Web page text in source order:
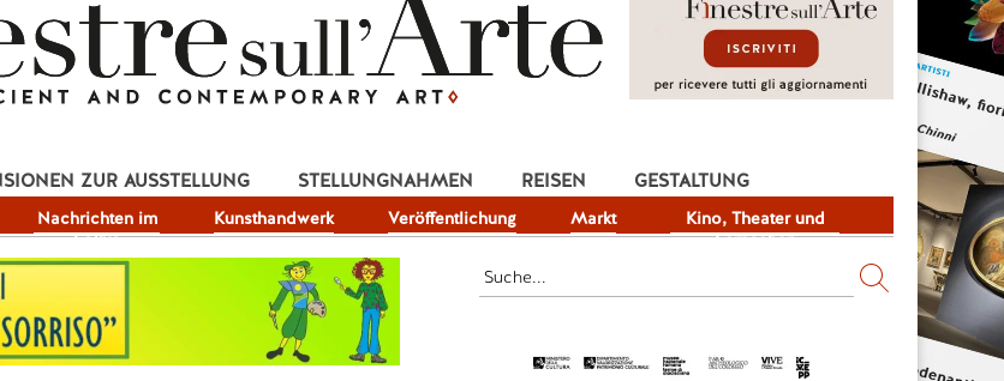
Nachrichten im
Fokus
Kunsthandwerk Veröffentlichung Markt
Kino, Theater und
Fernsehen
ZUR AUSSTELLUNG STELLUNGNAHMEN REISEN
GESTALTUNG